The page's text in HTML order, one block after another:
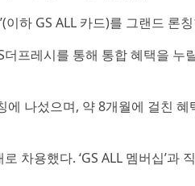
이하 GS ALL 카드)를 그랜드 론
더프레시를 통해 통합 혜택을 누
나섰으며, 약 8개월에 걸친 혜
차용했다. ‘GS ALL 멤버십’과